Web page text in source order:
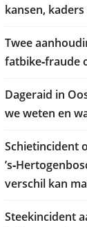
kansen,
Twee
fatbike‑fraude
Dageraid in
we weten en
Schietincident
verschil kan
Steekincident